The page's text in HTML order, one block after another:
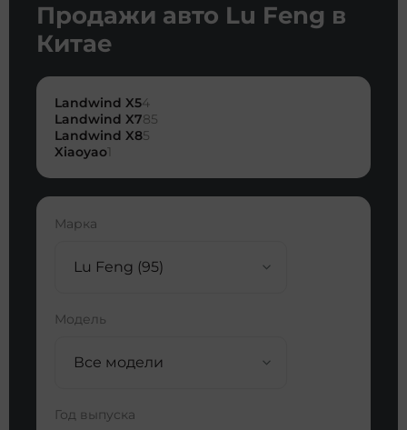
Продажи авто Lu Feng в
Китае
Landwind X54
Landwind X785
Landwind X85
Xiaoyao1
Марка
Lu Feng (95)
Модель
Все модели
Год выпуска